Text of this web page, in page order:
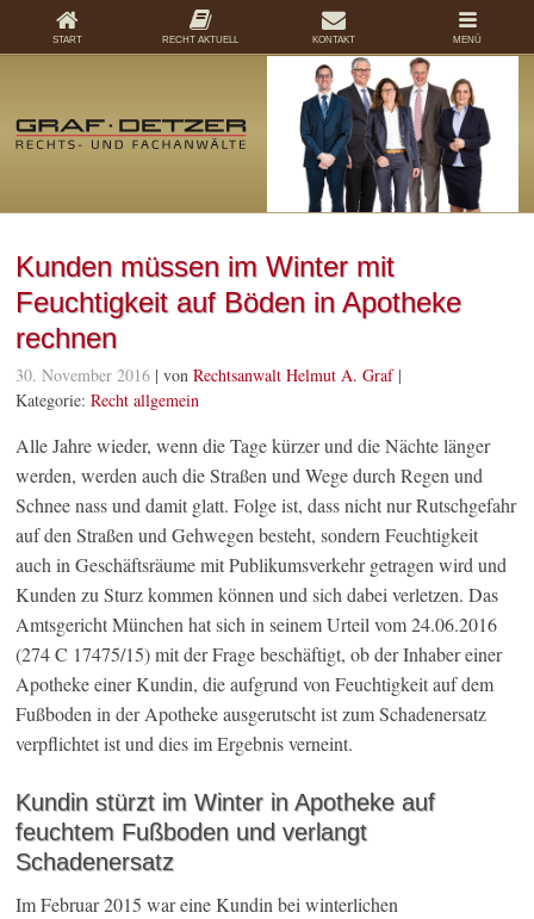
Kunden müssen im Winter mit
Feuchtigkeit auf Böden in Apotheke
rechnen
30. November 2016 | vonRechtsanwalt Helmut A. Graf|
Kategorie:Recht allgemein
Alle Jahre wieder, wenn die Tage kürzer und die Nächte länger
werden, werden auch die Straßen und Wege durch Regen und
Schnee nass und damit glatt. Folge ist, dass nicht nur Rutschgefahr
auf den Straßen und Gehwegen besteht, sondern Feuchtigkeit
auch in Geschäftsräume mit Publikumsverkehr getragen wird und
Kunden zu Sturz kommen können und sich dabei verletzen. Das
Amtsgericht München hat sich in seinem Urteil vom 24.06.2016
(274 C 17475/15) mit der Frage beschäftigt, ob der Inhaber einer
Apotheke einer Kundin, die aufgrund von Feuchtigkeit auf dem
Fußboden in der Apotheke ausgerutscht ist zum Schadenersatz
verpflichtet ist und dies im Ergebnis verneint.
Kundin stürzt im Winter in Apotheke auf
feuchtem Fußboden und verlangt
Schadenersatz
Im Februar 2015 war eine Kundin bei winterlichen
START RECHT AKTUELL KONTAKT MENÜ